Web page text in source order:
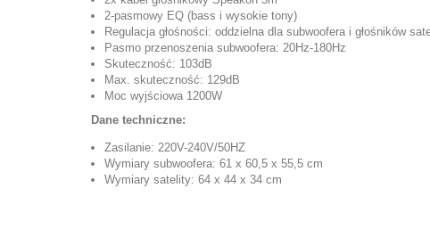
2-pasmowy EQ (bass i wysokie tony)
Regulacja głośności: oddzielna dla subwoofera i głośników
Pasmo przenoszenia subwoofera: 20Hz-180Hz
Skuteczność: 103dB
Max. skuteczność: 129dB
Moc wyjściowa 1200W
Dane techniczne:
Zasilanie: 220V-240V/50HZ
Wymiary subwoofera: 61 x 60,5 x 55,5 cm
Wymiary satelity: 64 x 44 x 34 cm